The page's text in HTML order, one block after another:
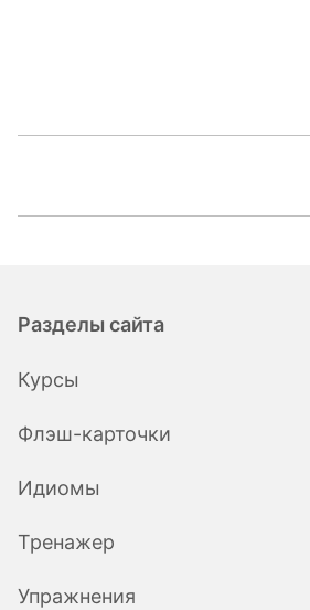
Разделы сайта
Курсы
Флэш-карточки
Идиомы
Тренажер
Упражнения